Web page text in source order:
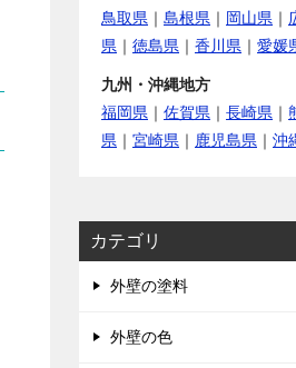
鳥取県 ｜ 島根県 ｜ 岡山県 ｜
県 ｜ 徳島県 ｜ 香川県 ｜ 愛媛
九州・沖縄地方
福岡県 ｜ 佐賀県 ｜ 長崎県 ｜
県 ｜ 宮崎県 ｜ 鹿児島県 ｜ 沖
カテゴリ
外壁の塗料
外壁の色